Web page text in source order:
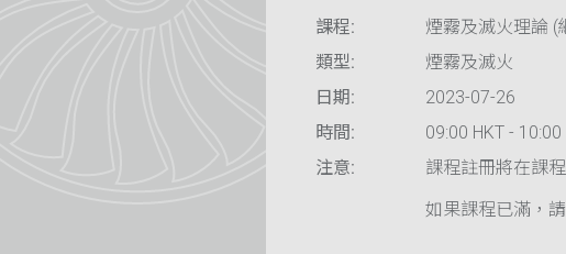
課程:
煙霧及滅火理論 (
類型:
煙霧及滅火
日期:
2023-07-26
時間:
09:00 HKT - 10:00
注意:
課程註冊將在課
如果課程已滿，